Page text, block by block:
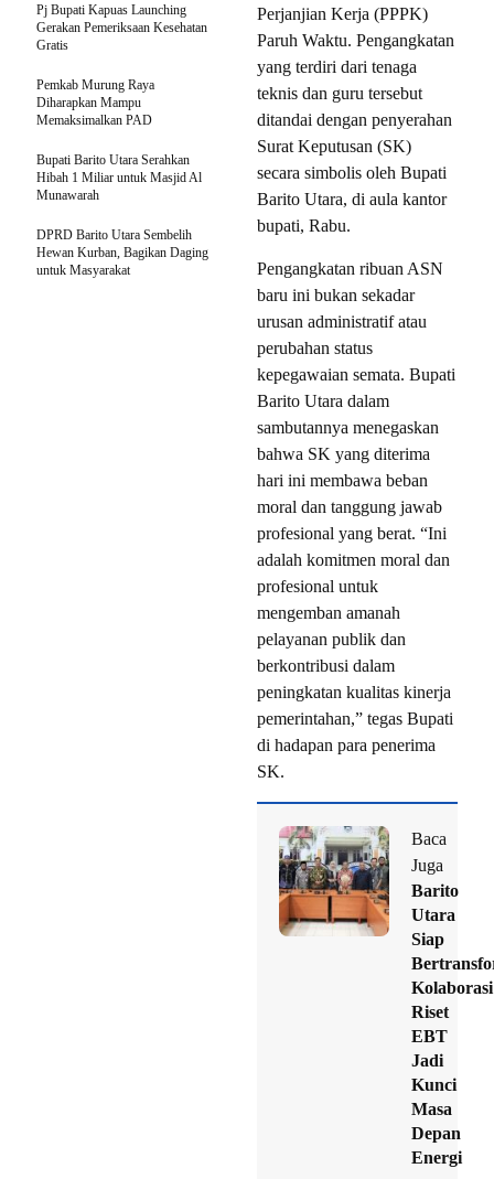
Perjanjian Kerja (PPPK)
Paruh Waktu. Pengangkatan
yang terdiri dari tenaga
teknis dan guru tersebut
ditandai dengan penyerahan
Surat Keputusan (SK)
secara simbolis oleh Bupati
Barito Utara, di aula kantor
bupati, Rabu.
Pengangkatan ribuan ASN
baru ini bukan sekadar
urusan administratif atau
perubahan status
kepegawaian semata. Bupati
Barito Utara dalam
sambutannya menegaskan
bahwa SK yang diterima
hari ini membawa beban
moral dan tanggung jawab
profesional yang berat. “Ini
adalah komitmen moral dan
profesional untuk
mengemban amanah
pelayanan publik dan
berkontribusi dalam
peningkatan kualitas kinerja
pemerintahan,” tegas Bupati
di hadapan para penerima
SK.
Baca
Juga
Barito
Utara
Siap
Kolaborasi
Riset
EBT
Jadi
Kunci
Masa
Depan
Energi
Pj Bupati Kapuas Launching
Gerakan Pemeriksaan Kesehatan
Gratis
Pemkab Murung Raya
Diharapkan Mampu
Memaksimalkan PAD
Bupati Barito Utara Serahkan
Hibah 1 Miliar untuk Masjid Al
Munawarah
DPRD Barito Utara Sembelih
Hewan Kurban, Bagikan Daging
untuk Masyarakat